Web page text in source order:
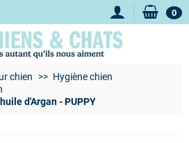
0
chien
Hygiène chien
d'Argan - PUPPY